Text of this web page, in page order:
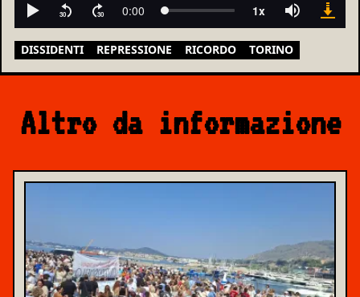
DISSIDENTI REPRESSIONE RICORDO TORINO
Altro da informazione